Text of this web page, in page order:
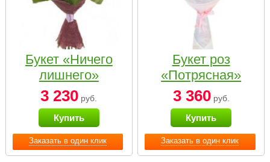
Заказать в один клик
Букет «Ничего
лишнего»
3 230 руб.
Купить
Заказать в один клик
Букет роз
«Потрясная»
3 360руб.
Купить